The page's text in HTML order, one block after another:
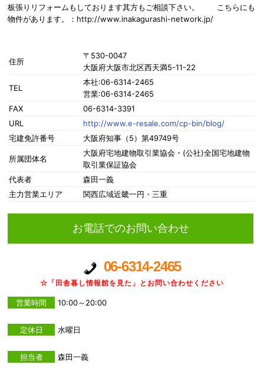
板張りリフォームもしております其方もご相談下さい。 こちらにも
物件があります。：http://www.inakagurashi-network.jp/
住所
〒530-0047
大阪府大阪市北区西天満5-11-22
TEL
本社:06-6314-2465
営業:06-6314-2465
FAX
06-6314-3391
URL
http://www.e-resale.com/cp-bin/blog/
宅建免許番号
大阪府知事（5）第49749号
所属団体名
大阪府宅地建物取引業協会・(公社)全国宅地建物
取引業保証協会
代表者
森田一義
主力営業エリア
関西広域近畿一円・三重
お電話でのお問い合わせ
06-6314-2465
☆「田舎暮し情報館を見た」とお問い合わせください
営業時間 10:00～20:00
定休日 水曜日
担当者 森田一義